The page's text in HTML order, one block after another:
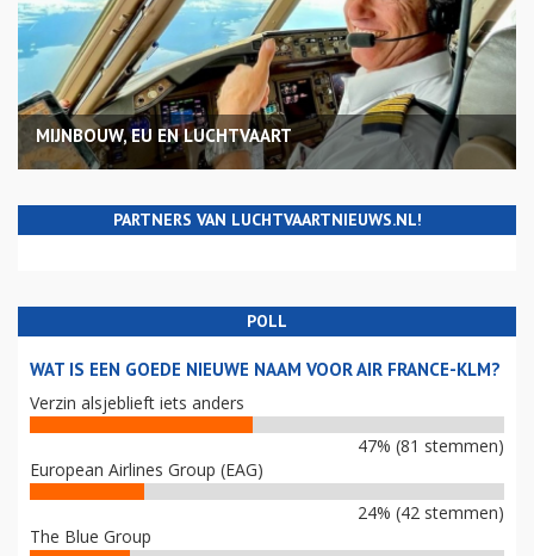
MIJNBOUW, EU EN LUCHTVAART
PARTNERS VAN LUCHTVAARTNIEUWS.NL!
POLL
WAT IS EEN GOEDE NIEUWE NAAM VOOR AIR FRANCE-KLM?
Verzin alsjeblieft iets anders
47% (81 stemmen)
European Airlines Group (EAG)
24% (42 stemmen)
The Blue Group